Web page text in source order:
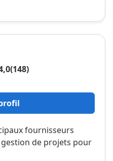
(148)
fournisseurs
de projets pour